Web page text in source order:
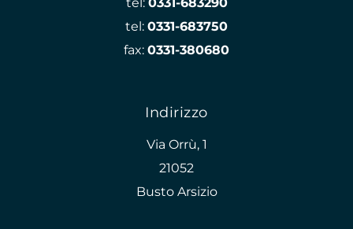
tel: 0331-683750
fax: 0331-380680
Indirizzo
Via Orrù, 1
21052
Busto Arsizio